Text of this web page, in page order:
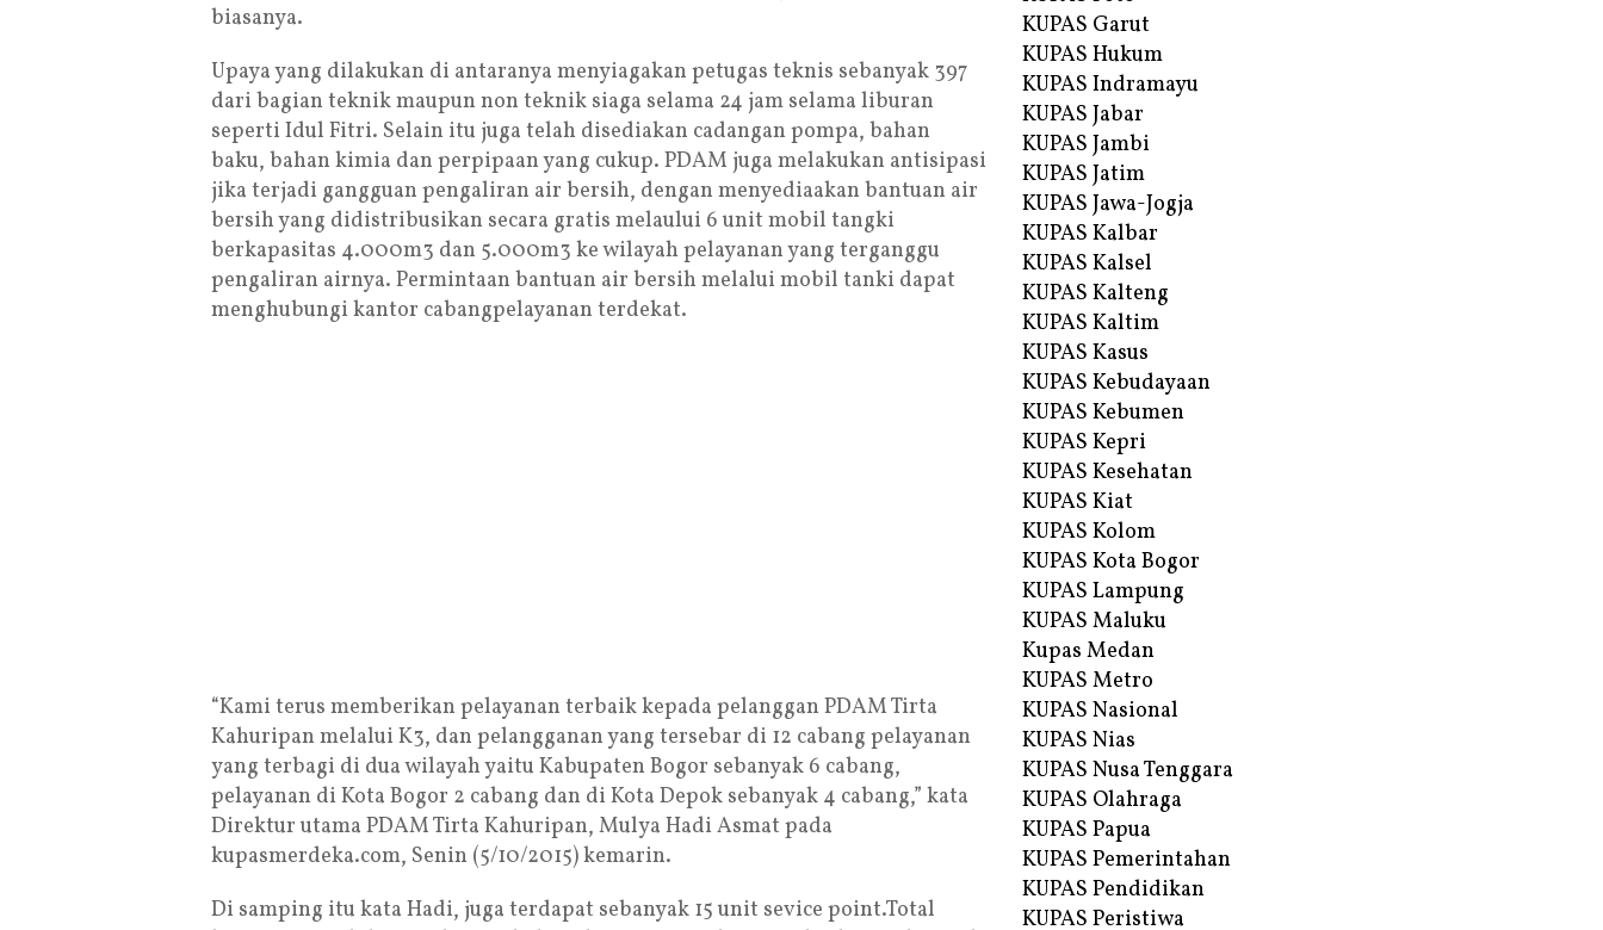
biasanya.
Upaya yang dilakukan di antaranya menyiagakan petugas teknis sebanyak 397
dari bagian teknik maupun non teknik siaga selama 24 jam selama liburan
seperti Idul Fitri. Selain itu juga telah disediakan cadangan pompa, bahan
baku, bahan kimia dan perpipaan yang cukup. PDAM juga melakukan antisipasi
jika terjadi gangguan pengaliran air bersih, dengan menyediaakan bantuan air
bersih yang didistribusikan secara gratis melaului 6 unit mobil tangki
berkapasitas 4.000m3 dan 5.000m3 ke wilayah pelayanan yang terganggu
pengaliran airnya. Permintaan bantuan air bersih melalui mobil tanki dapat
menghubungi kantor cabangpelayanan terdekat.
“Kami terus memberikan pelayanan terbaik kepada pelanggan PDAM Tirta
Kahuripan melalui K3, dan pelangganan yang tersebar di 12 cabang pelayanan
yang terbagi di dua wilayah yaitu Kabupaten Bogor sebanyak 6 cabang,
pelayanan di Kota Bogor 2 cabang dan di Kota Depok sebanyak 4 cabang,” kata
Direktur utama PDAM Tirta Kahuripan, Mulya Hadi Asmat pada
kupasmerdeka.com, Senin (5/10/2015) kemarin.
Di samping itu kata Hadi, juga terdapat sebanyak 15 unit sevice point.Total
KUPAS Garut
KUPAS Hukum
KUPAS Indramayu
KUPAS Jabar
KUPAS Jambi
KUPAS Jatim
KUPAS Jawa-Jogja
KUPAS Kalbar
KUPAS Kalsel
KUPAS Kalteng
KUPAS Kaltim
KUPAS Kasus
KUPAS Kebudayaan
KUPAS Kebumen
KUPAS Kepri
KUPAS Kesehatan
KUPAS Kiat
KUPAS Kolom
KUPAS Kota Bogor
KUPAS Lampung
KUPAS Maluku
Kupas Medan
KUPAS Metro
KUPAS Nasional
KUPAS Nias
KUPAS Nusa Tenggara
KUPAS Olahraga
KUPAS Papua
KUPAS Pemerintahan
KUPAS Pendidikan
KUPAS Peristiwa